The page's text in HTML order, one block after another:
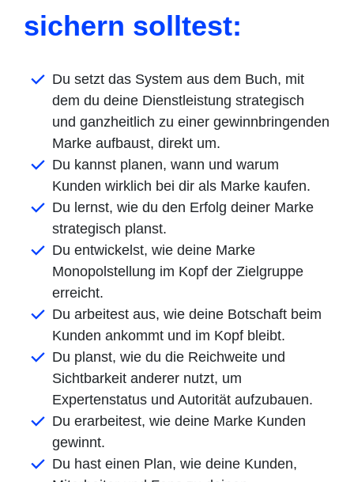
sichern solltest:
Du setzt das System aus dem Buch, mit
dem du deine Dienstleistung strategisch
und ganzheitlich zu einer gewinnbringenden
Marke aufbaust, direkt um.
Du kannst planen, wann und warum
Kunden wirklich bei dir als Marke kaufen.
Du lernst, wie du den Erfolg deiner Marke
strategisch planst.
Du entwickelst, wie deine Marke
Monopolstellung im Kopf der Zielgruppe
erreicht.
Du arbeitest aus, wie deine Botschaft beim
Kunden ankommt und im Kopf bleibt.
Du planst, wie du die Reichweite und
Sichtbarkeit anderer nutzt, um
Expertenstatus und Autorität aufzubauen.
Du erarbeitest, wie deine Marke Kunden
gewinnt.
Du hast einen Plan, wie deine Kunden,